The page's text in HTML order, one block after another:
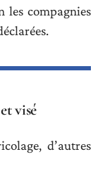
les compagnies
visé
d’autres